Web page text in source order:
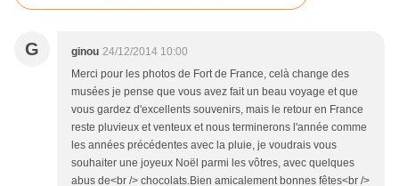
G ginou 24/12/2014 10:00
Merci pour les photos de Fort de France, celà change des
musées je pense que vous avez fait un beau voyage et que
vous gardez d'excellents souvenirs, mais le retour en France
reste pluvieux et venteux et nous terminerons l'année comme
les années précédentes avec la pluie, je voudrais vous
souhaiter une joyeux Noël parmi les vôtres, avec quelques
abus de<br /> chocolats.Bien amicalement bonnes fêtes<br />